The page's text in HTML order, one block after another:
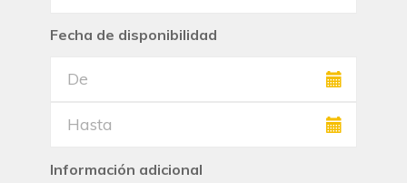
Fecha de disponibilidad
Información adicional